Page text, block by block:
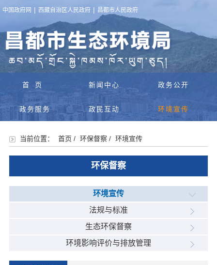
中国政府网 | 西藏自治区人民政府 | 昌都市人民政府
首页 新闻中心 政务公开
政务服务 政民互动 环境宣传
当前位置： 首页 / 环保督察/ 环境宣传
环保督察
环境宣传
法规与标准
生态环保督察
环境影响评价与排放管理